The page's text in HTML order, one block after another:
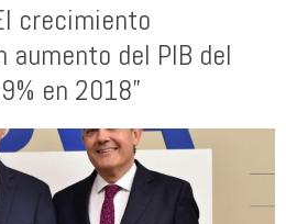
crecimiento
aumento del PIB del
en 2018”